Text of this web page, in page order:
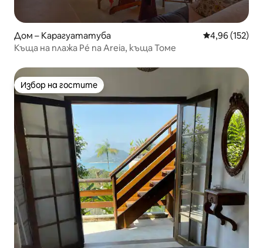
Дом – Карагуататуба Средна
4,96 (152)
Къща на плажа Pé na Areia, къща Томе
Избор на гостите
Избор на гостите